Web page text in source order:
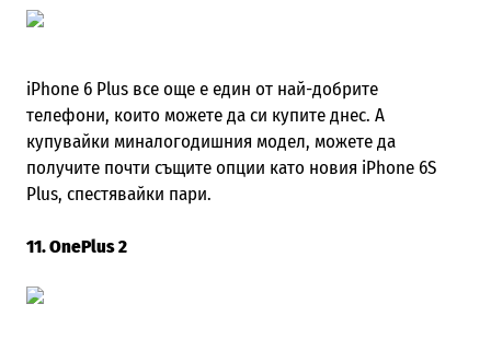
iPhone 6 Plusвсе още е един от най-добрите
телефони, които можете да си купите днес. А
купувайки миналогодишния модел, можете да
получите почти същите опции като новия iPhone 6S
Plus, спестявайки пари.
11. OnePlus 2